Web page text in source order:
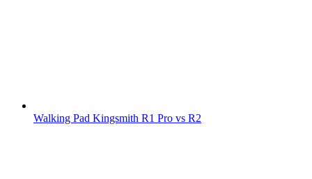
Walking Pad Kingsmith R1 Pro vs R2